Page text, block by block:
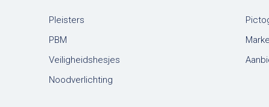
Pleisters
PBM
Veiligheidshesjes
Noodverlichting